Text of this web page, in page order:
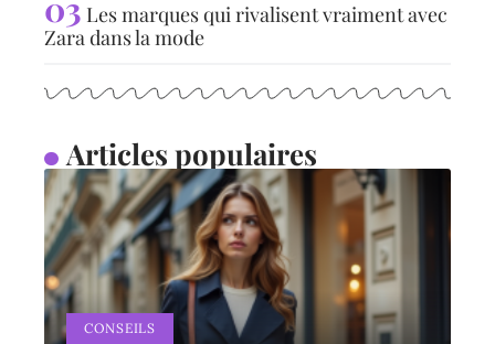
Les marques qui rivalisent vraiment avec
Zara dans la mode
Articles populaires
CONSEILS